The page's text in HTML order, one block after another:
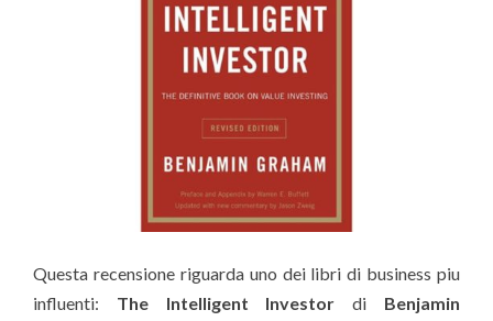
Questa recensione riguarda uno dei libri di business piu
influenti: The Intelligent Investor di Benjamin